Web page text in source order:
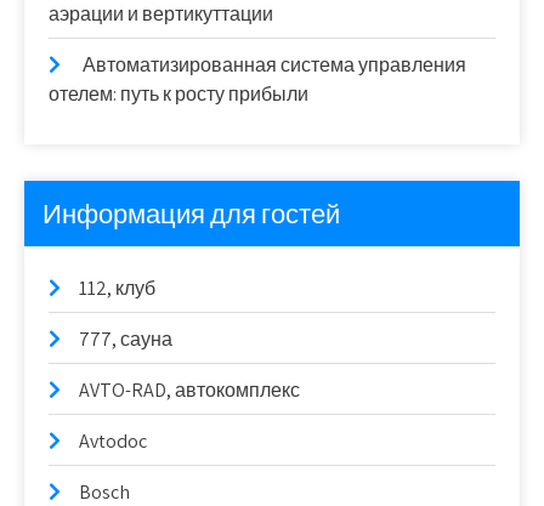
аэрации и вертикуттации
Автоматизированная система управления
отелем: путь к росту прибыли
Информация для гостей
112, клуб
777, сауна
AVTO-RAD, автокомплекс
Avtodoc
Bosch